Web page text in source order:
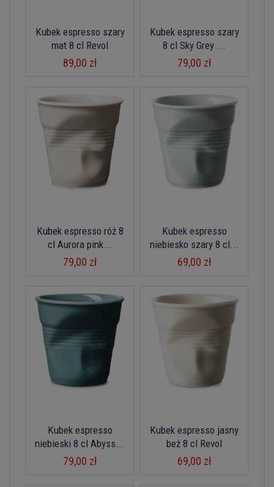
Kubek espresso szary
mat 8 cl Revol
89,00 zł
Kubek espresso szary
8 cl Sky Grey ...
79,00 zł
Kubek espresso róż 8
cl Aurora pink...
79,00 zł
Kubek espresso
niebiesko szary 8 cl...
69,00 zł
Kubek espresso
niebieski 8 cl Abyss...
79,00 zł
Kubek espresso jasny
beż 8 cl Revol
69,00 zł